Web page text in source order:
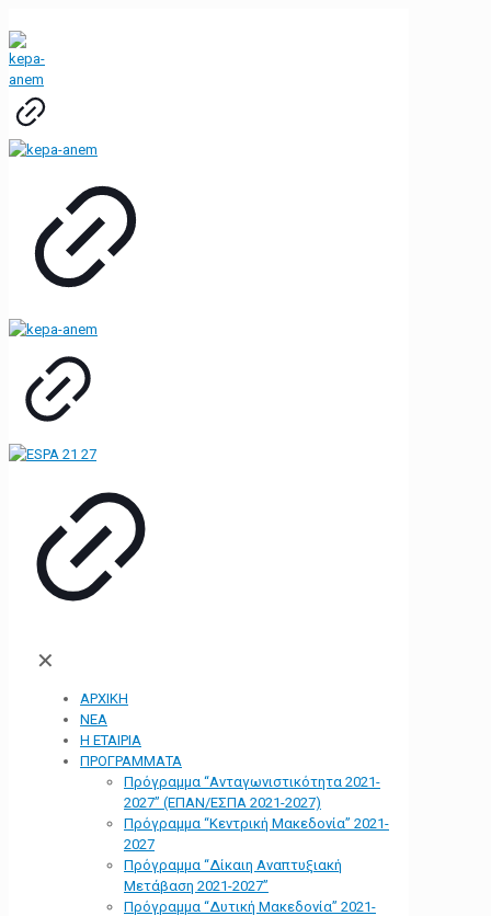
✕
ΑΡΧΙΚΗ
ΝΕΑ
Η ΕΤΑΙΡΙΑ
ΠΡΟΓΡΑΜΜΑΤΑ
Πρόγραμμα “Ανταγωνιστικότητα 2021-
2027” (ΕΠΑΝ/ΕΣΠΑ 2021-2027)
Πρόγραμμα “Κεντρική Μακεδονία” 2021-
2027
Πρόγραμμα “Δίκαιη Αναπτυξιακή
Μετάβαση 2021-2027”
Πρόγραμμα “Δυτική Μακεδονία” 2021-